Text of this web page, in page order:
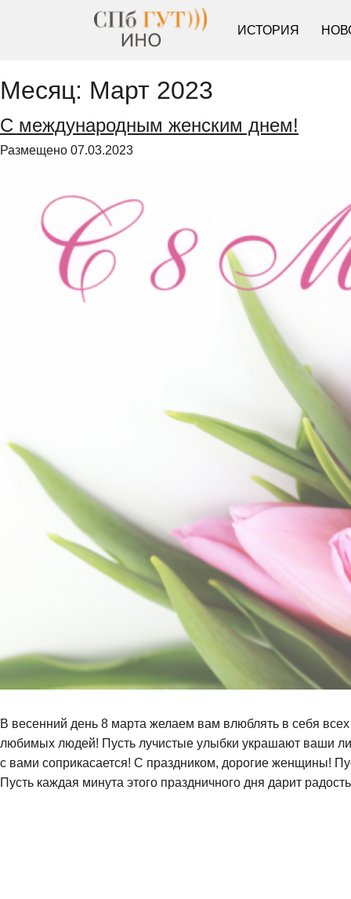
ИСТОРИЯ
Месяц: Март 2023
С международным женским днем!
Размещено 07.03.2023
В весенний день 8 марта желаем вам влюблять в себя
любимых людей! Пусть лучистые улыбки украшают ваши
с вами соприкасается! С праздником, дорогие женщины!
Пусть каждая минута этого праздничного дня дарит